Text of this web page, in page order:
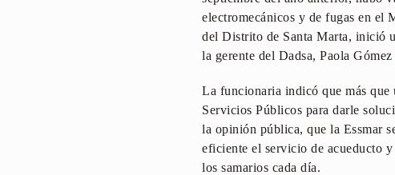
electromecánicos y de fugas en el
del Distrito de Santa Marta, inició
la gerente del Dadsa, Paola
La funcionaria indicó que más que
Servicios Públicos para darle
la opinión pública, que la Essmar
eficiente el servicio de acueducto
los samarios cada día.